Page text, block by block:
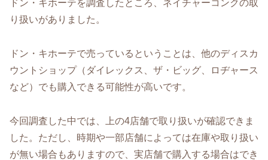
ドン・キホーテを調査したところ、ネイチャーコンクの取
り扱いがありました。
ドン・キホーテで売っているということは、他のディスカ
ウントショップ（ダイレックス、ザ・ビッグ、ロヂャース
など）でも購入できる可能性が高いです。
今回調査した中では、上の4店舗で取り扱いが確認できま
した。ただし、時期や一部店舗によっては在庫や取り扱い
が無い場合もありますので、実店舗で購入する場合はでき